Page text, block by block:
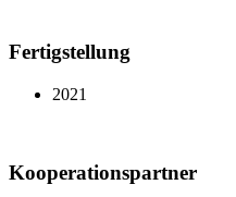
Fertigstellung
2021
Kooperationspartner